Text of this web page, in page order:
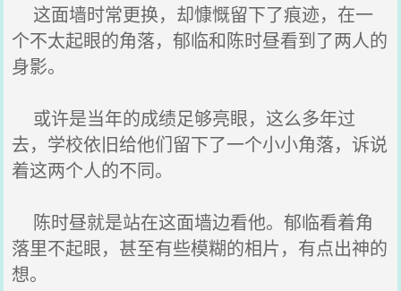
这面墙时常更换，却慷慨留下了痕迹，在一
个不太起眼的角落，郁临和陈时昼看到了两人的
身影。
或许是当年的成绩足够亮眼，这么多年过
去，学校依旧给他们留下了一个小小角落，诉说
着这两个人的不同。
陈时昼就是站在这面墙边看他。郁临看着角
落里不起眼，甚至有些模糊的相片，有点出神的
想。